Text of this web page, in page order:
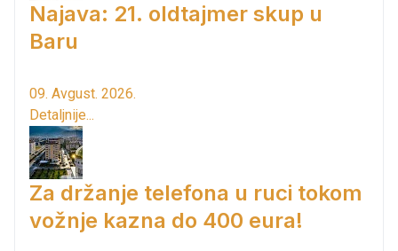
Najava: 21. oldtajmer skup u
Baru
09. Avgust. 2026.
Detaljnije...
Za držanje telefona u ruci tokom
vožnje kazna do 400 eura!